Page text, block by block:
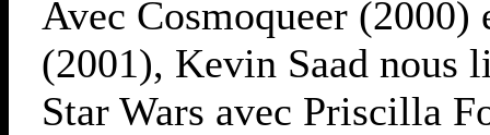
Avec Cosmoqueer (2000)
(2001), Kevin Saad nous
Star Wars avec Priscilla